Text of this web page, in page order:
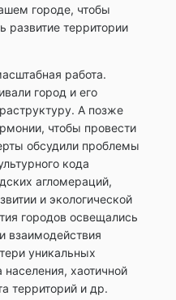
городе, чтобы
развитие территории
работа.
город и его
А позже
чтобы провести
обсудили проблемы
кода
агломераций,
и экологической
городов освещались
взаимодействия
уникальных
хаотичной
территорий и др.